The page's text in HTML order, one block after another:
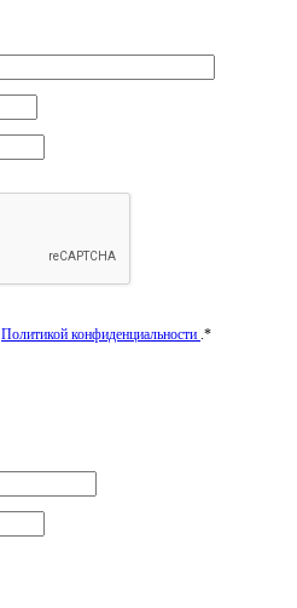
Политикой конфиденциальности .*